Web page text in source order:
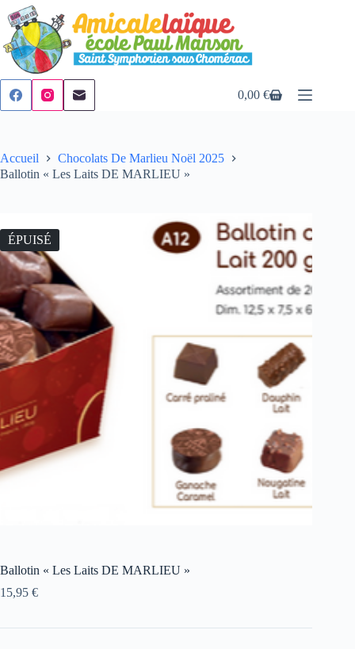
Passer
au
contenu
Panier
0,00€
Accueil
Chocolats De Marlieu Noël 2025
Ballotin « Les Laits DE MARLIEU »
ÉPUISÉ
Ballotin « Les Laits DE MARLIEU »
15,95 €